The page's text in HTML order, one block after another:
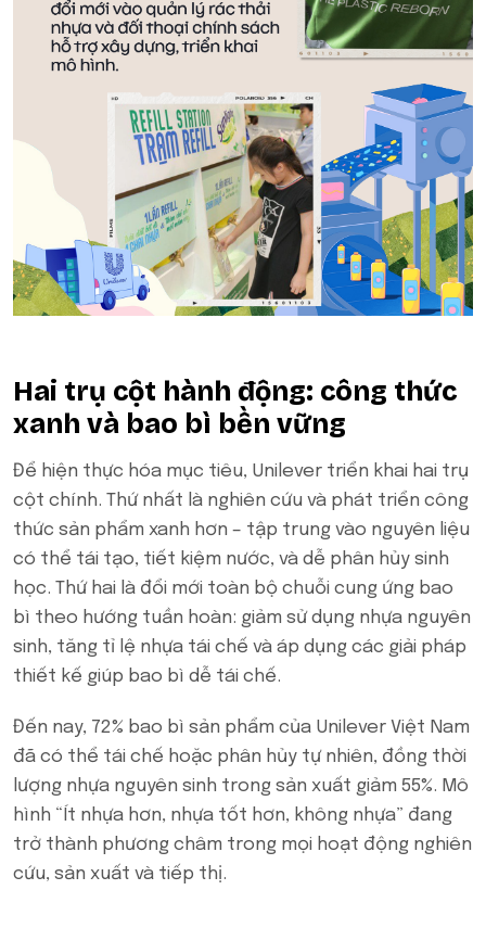
Hai trụ cột hành động: công thức
xanh và bao bì bền vững
Để hiện thực hóa mục tiêu, Unilever triển khai hai trụ
cột chính. Thứ nhất là nghiên cứu và phát triển công
thức sản phẩm xanh hơn – tập trung vào nguyên liệu
có thể tái tạo, tiết kiệm nước, và dễ phân hủy sinh
học. Thứ hai là đổi mới toàn bộ chuỗi cung ứng bao
bì theo hướng tuần hoàn: giảm sử dụng nhựa nguyên
sinh, tăng tỉ lệ nhựa tái chế và áp dụng các giải pháp
thiết kế giúp bao bì dễ tái chế.
Đến nay, 72% bao bì sản phẩm của Unilever Việt Nam
đã có thể tái chế hoặc phân hủy tự nhiên, đồng thời
lượng nhựa nguyên sinh trong sản xuất giảm 55%. Mô
hình “Ít nhựa hơn, nhựa tốt hơn, không nhựa” đang
trở thành phương châm trong mọi hoạt động nghiên
cứu, sản xuất và tiếp thị.